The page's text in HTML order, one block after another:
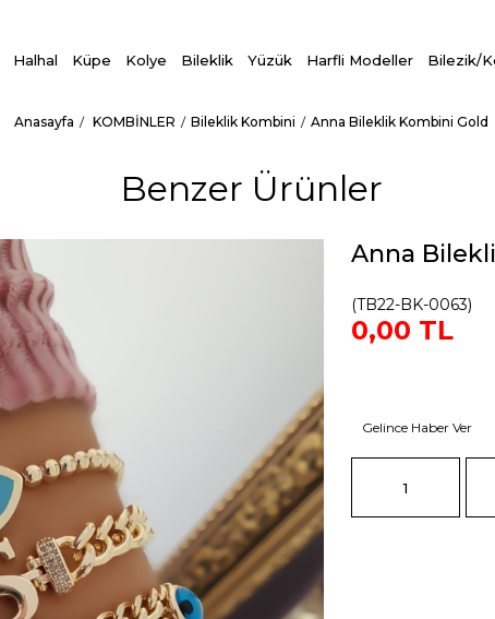
Halhal Küpe Kolye Bileklik Yüzük Harfli Modeller Bilezik/
Anasayfa KOMBİNLER Bileklik Kombini
Anna Bileklik Kombini Gold
Benzer Ürünler
Anna
(TB22-BK-0063)
0,00 TL
Gelince Haber Ver